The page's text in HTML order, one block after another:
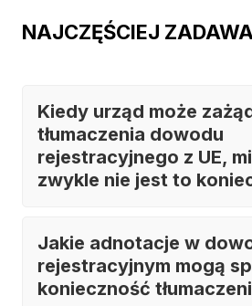
NAJCZĘŚCIEJ
Kiedy urząd może
tłumaczenia dowodu
rejestracyjnego z UE,
zwykle nie jest to
Jakie adnotacje w
rejestracyjnym mogą
konieczność